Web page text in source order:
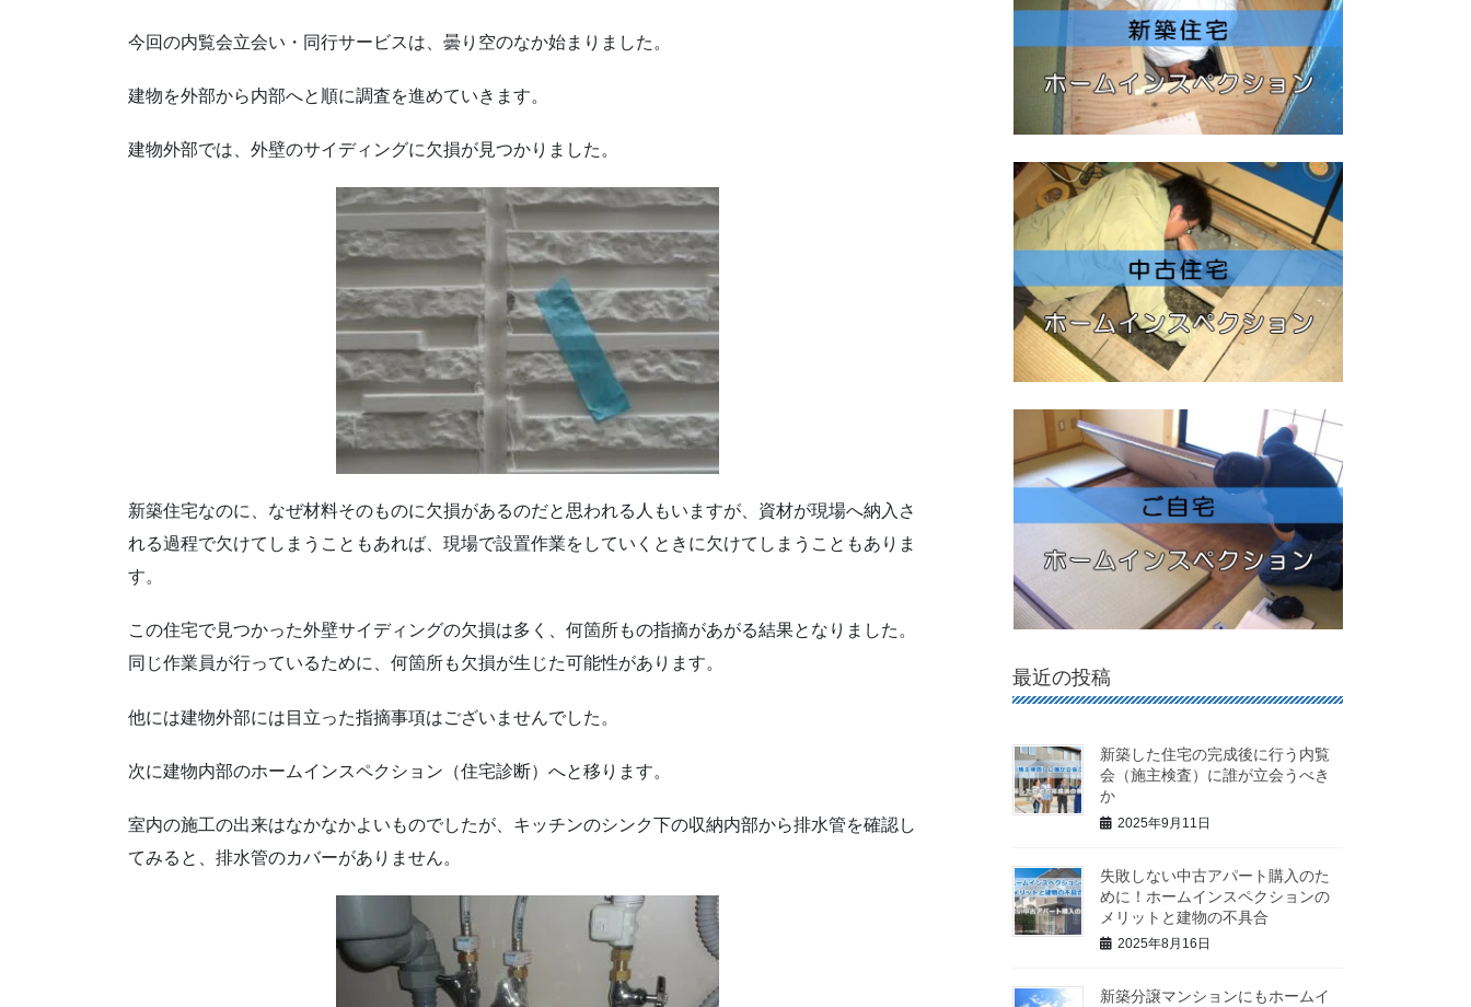
今回の内覧会立会い・同行サービスは、曇り空のなか始まりました。
建物を外部から内部へと順に調査を進めていきます。
建物外部では、外壁のサイディングに欠損が見つかりました。
新築住宅なのに、なぜ材料そのものに欠損があるのだと思われる人もいますが、資材が現場へ納入さ
れる過程で欠けてしまうこともあれば、現場で設置作業をしていくときに欠けてしまうこともありま
す。
この住宅で見つかった外壁サイディングの欠損は多く、何箇所もの指摘があがる結果となりました。
同じ作業員が行っているために、何箇所も欠損が生じた可能性があります。
他には建物外部には目立った指摘事項はございませんでした。
次に建物内部のホームインスペクション（住宅診断）へと移ります。
室内の施工の出来はなかなかよいものでしたが、キッチンのシンク下の収納内部から排水管を確認し
てみると、排水管のカバーがありません。
最近の投稿
新築した住宅の完成後に行う内覧
会（施主検査）に誰が立会うべき
か
2025年9月11日
失敗しない中古アパート購入のた
めに！ホームインスペクションの
メリットと建物の不具合
2025年8月16日
新築分譲マンションにもホームイ